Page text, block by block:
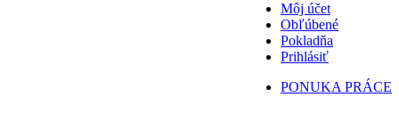
Môj účet
Obľúbené
Pokladňa
Prihlásiť
PONUKA PRÁCE